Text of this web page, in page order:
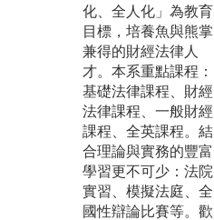
化、全人化」為教育
目標，培養魚與熊掌
兼得的財經法律人
才。本系重點課程：
基礎法律課程、財經
法律課程、一般財經
課程、全英課程。結
合理論與實務的豐富
學習更不可少：法院
實習、模擬法庭、全
國性辯論比賽等。歡